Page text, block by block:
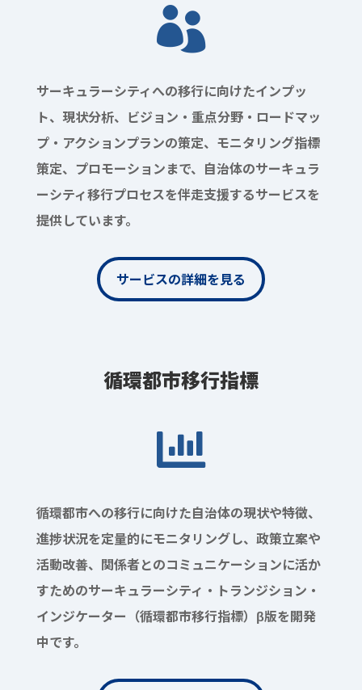

サーキュラーシティへの移行に向けたインプッ
ト、現状分析、ビジョン・重点分野・ロードマッ
プ・アクションプランの策定、モニタリング指標
策定、プロモーションまで、自治体のサーキュラ
ーシティ移行プロセスを伴走支援するサービスを
提供しています。
サービスの詳細を見る
循環都市移行指標

循環都市への移行に向けた自治体の現状や特徴、
進捗状況を定量的にモニタリングし、政策立案や
活動改善、関係者とのコミュニケーションに活か
すためのサーキュラーシティ・トランジション・
インジケーター（循環都市移行指標）β版を開発
中です。